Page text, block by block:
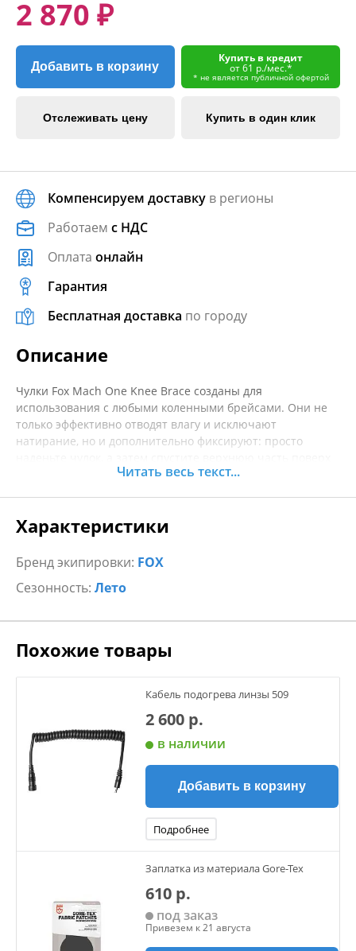
2 870 ₽
Добавить в корзину
Купить в кредит
от 61 р./мес.*
* не является публичной офертой
Отслеживать цену Купить в один клик
Компенсируем доставку в регионы
Работаем с НДС
Оплата онлайн
Гарантия
Бесплатная доставка по городу
Описание
Чулки Fox Mach One Knee Brace созданы для
использования с любыми коленными брейсами. Они не
только эффективно отводят влагу и исключают
натирание, но и дополнительно фиксируют: просто
— Специально созданы для использования с коленными
брейсами
— Тонкий и легкий полиэстер со спандексом эффективно
отводит влагу
— Вставка и сетки для вентиляции
долговечность
Читать весь текст...
Характеристики
Бренд экипировки: FOX
Сезонность: Лето
Похожие товары
Кабель подогрева линзы 509
2 600 р.
в наличии
Добавить в корзину
Подробнее
Заплатка из материала Gore-Tex
610 р.
под заказ
Привезем к 21 августа